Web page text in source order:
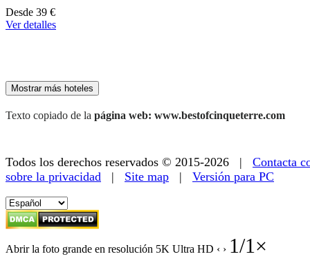
A
partir
Desde 39 €
Ver detalles
Mostrar más hoteles
Texto copiado de la página web: www.bestofcinqueterre.com
Todos los derechos reservados © 2015-2026 | Contacta
sobre la privacidad | Site map | Versión para PC
Abrir la foto grande en resolución 5K Ultra HD ‹ › 1/1 ×